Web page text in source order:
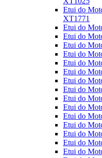
Etui do
XT1771
Etui do
Etui do
Etui do
Etui do
Etui do
Etui do
Etui do
Etui do
Etui do
Etui do
Etui do
Etui do
Etui do
Etui do
Etui do